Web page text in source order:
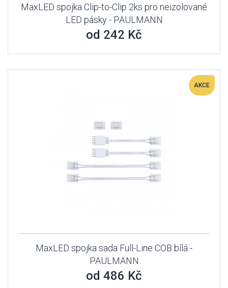
MaxLED spojka Clip-to-Clip 2ks pro neizolované
LED pásky - PAULMANN
od 242 Kč
AKCE
MaxLED spojka sada Full-Line COB bílá -
PAULMANN
od 486 Kč